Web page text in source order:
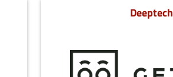
Deeptech